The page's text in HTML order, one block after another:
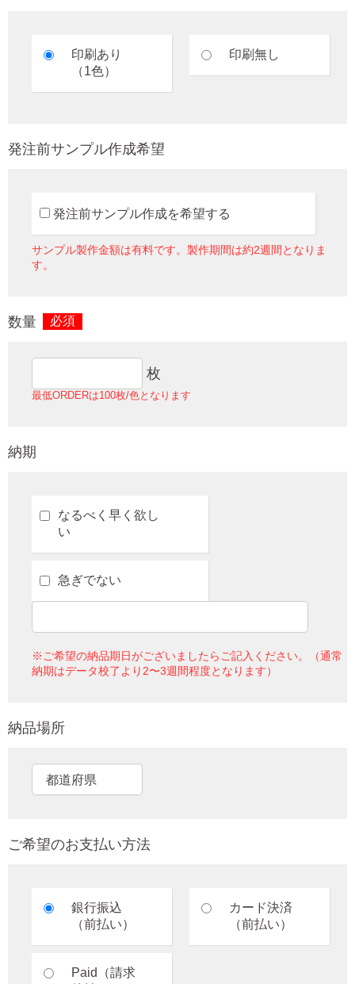
印刷あり
（1色）
印刷無し
発注前サンプル作成希望
発注前サンプル作成を希望する
サンプル製作金額は有料です。製作期間は約2週間となりま
す。
数量 必須
枚
最低ORDERは100枚/色となります
納期
なるべく早く欲し
い
急ぎでない
※ご希望の納品期日がございましたらご記入ください。（通常
納期はデータ校了より2〜3週間程度となります）
納品場所
ご希望のお支払い方法
銀行振込
（前払い）
カード決済
（前払い）
Paid（請求